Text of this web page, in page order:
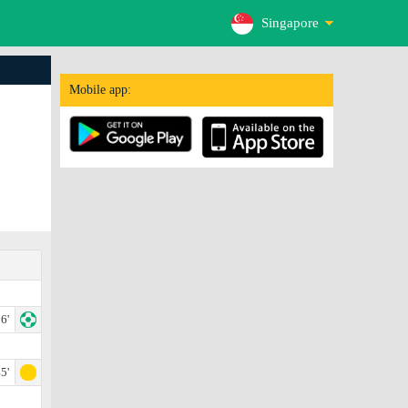
Singapore
Mobile app: